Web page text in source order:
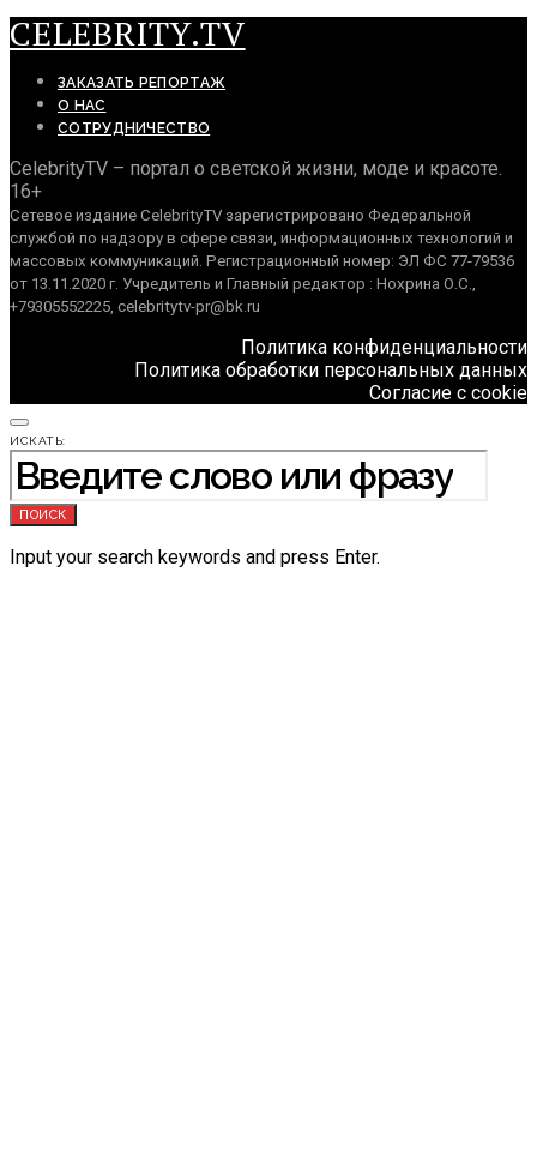
CELEBRITY.TV
ЗАКАЗАТЬ РЕПОРТАЖ
О НАС
СОТРУДНИЧЕСТВО
CelebrityTV – портал о светской жизни, моде и красоте.
16+
Сетевое издание CelebrityTV зарегистрировано Федеральной
службой по надзору в сфере связи, информационных технологий и
массовых коммуникаций. Регистрационный номер: ЭЛ ФС 77-79536
от 13.11.2020 г. Учредитель и Главный редактор : Нохрина О.С.,
+79305552225, celebritytv-pr@bk.ru
Политика конфиденциальности
Политика обработки персональных данных
Согласие с cookie
ИСКАТЬ:
ПОИСК
Input your search keywords and press Enter.